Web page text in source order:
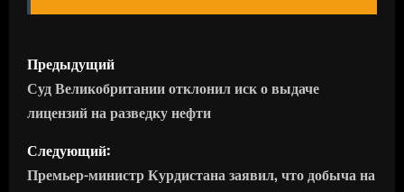
Н
а
в
и
Предыдущий
Суд Великобритании отклонил иск о выдаче
лицензий на разведку нефти
Следующий:
Премьер-министр Курдистана заявил, что добыча на